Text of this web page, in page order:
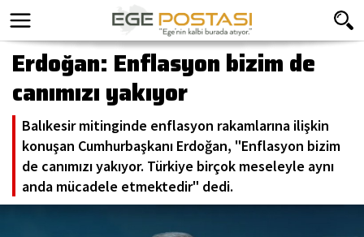
Erdoğan: Enflasyon bizim de
canımızı yakıyor
Balıkesir mitinginde enflasyon rakamlarına ilişkin
konuşan Cumhurbaşkanı Erdoğan, "Enflasyon bizim
de canımızı yakıyor. Türkiye birçok meseleyle aynı
anda mücadele etmektedir" dedi.